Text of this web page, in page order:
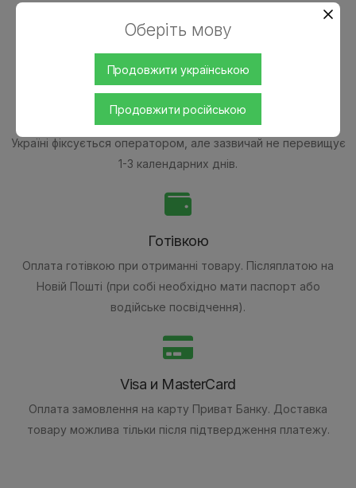
Оберіть мову
Продовжити українською
Продовжити російською
Доставка Новою Поштою
Швидкість доставки в будь-яке відділення Нової пошти в
Україні фіксується оператором, але зазвичай не перевищує
1-3 календарних днів.
Готівкою
Оплата готівкою при отриманні товару. Післяплатою на
Новій Пошті (при собі необхідно мати паспорт або
водійське посвідчення).
Visa и MasterCard
Оплата замовлення на карту Приват Банку. Доставка
товару можлива тільки після підтвердження платежу.